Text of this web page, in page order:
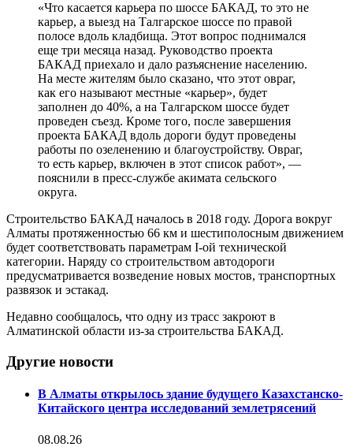
«Что касается карьера по шоссе БАКАД, то это не
карьер, а выезд на Талгарское шоссе по правой
полосе вдоль кладбища. Этот вопрос поднимался
еще три месяца назад. Руководство проекта
БАКАД приехало и дало разъяснение населению.
На месте жителям было сказано, что этот овраг,
как его называют местные «карьер», будет
заполнен до 40%, а на Талгарском шоссе будет
проведен съезд. Кроме того, после завершения
проекта БАКАД вдоль дороги будут проведены
работы по озеленению и благоустройству. Овраг,
то есть карьер, включен в этот список работ», —
пояснили в пресс-службе акимата сельского
округа.
Строительство БАКАД началось в 2018 году. Дорога вокруг
Алматы протяженностью 66 км и шестиполосным движением
будет соответствовать параметрам I-ой технической
категории. Наряду со строительством автодороги
предусматривается возведение новых мостов, транспортных
развязок и эстакад.
Недавно сообщалось, что одну из трасс закроют в
Алматинской области из-за строительства БАКАД.
Другие новости
В Алматы открылось здание будущего Казахстанско-
Китайского центра исследований землетрясений
08.08.26